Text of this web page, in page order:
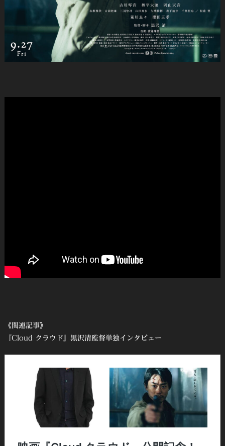
《関連記事》
『Cloud クラウド』黒沢清監督単独インタビュー